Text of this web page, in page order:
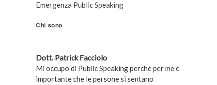
Emergenza Public Speaking
Chi sono
Dott. Patrick Facciolo
Mi occupo di Public Speaking perché per me è
importante che le persone si sentano